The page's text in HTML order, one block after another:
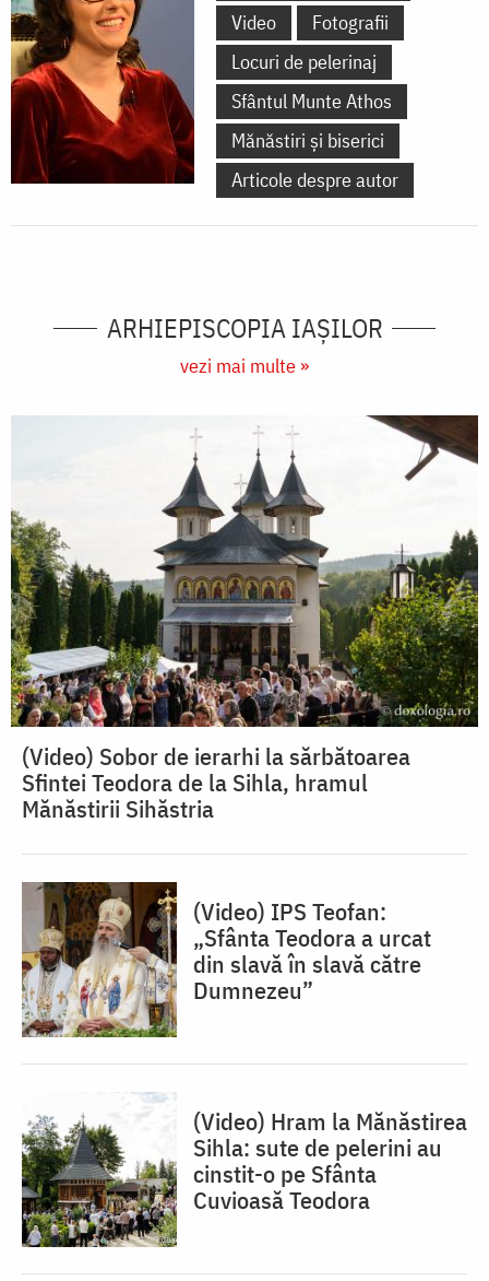
Video
Fotografii
Locuri de pelerinaj
Sfântul Munte Athos
Mănăstiri și biserici
Articole despre autor
ARHIEPISCOPIA IAŞILOR
vezi mai multe »
(Video) Sobor de ierarhi la sărbătoarea
Sfintei Teodora de la Sihla, hramul
Mănăstirii Sihăstria
(Video) IPS Teofan:
„Sfânta Teodora a urcat
din slavă în slavă către
Dumnezeu”
(Video) Hram la Mănăstirea
Sihla: sute de pelerini au
cinstit-o pe Sfânta
Cuvioasă Teodora